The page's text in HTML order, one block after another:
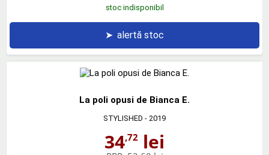
stoc indisponibil
➤ alertă stoc
La poli opusi de Bianca E.
STYLISHED - 2019
34,72 lei